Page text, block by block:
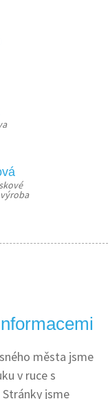
města jsme
v ruce s
jsme